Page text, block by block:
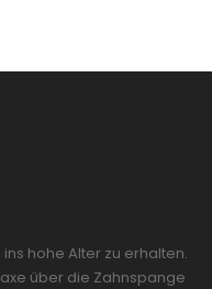
hohe Alter zu erhalten.
über die Zahnspange